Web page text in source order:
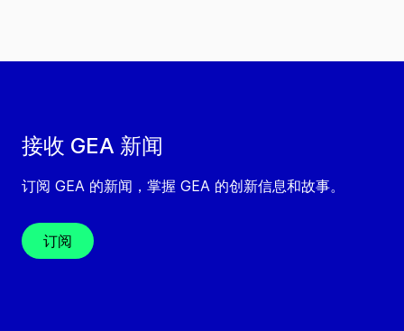
接收 GEA 新闻
订阅 GEA 的新闻，掌握 GEA 的创新信息和故事。
订阅